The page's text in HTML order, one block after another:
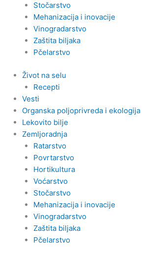
Stočarstvo
Mehanizacija i inovacije
Vinogradarstvo
Zaštita biljaka
Pčelarstvo
Život na selu
Recepti
Vesti
Organska poljoprivreda i ekologija
Lekovito bilje
Zemljoradnja
Ratarstvo
Povrtarstvo
Hortikultura
Voćarstvo
Stočarstvo
Mehanizacija i inovacije
Vinogradarstvo
Zaštita biljaka
Pčelarstvo